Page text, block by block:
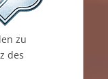
zu
des